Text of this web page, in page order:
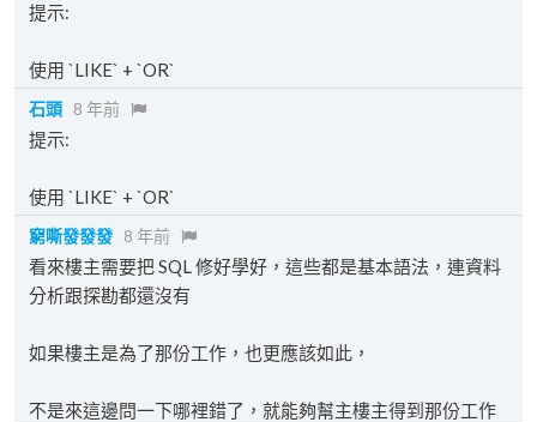
提示:
使用 `LIKE` + `OR`
石頭 8 年前
提示:
使用 `LIKE` + `OR`
窮嘶發發發 8 年前
看來樓主需要把 SQL 修好學好，這些都是基本語法，連資料
分析跟探勘都還沒有
如果樓主是為了那份工作，也更應該如此，
不是來這邊問一下哪裡錯了，就能夠幫主樓主得到那份工作